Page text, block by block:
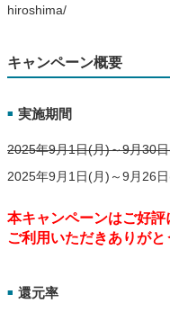
hiroshima/
キャンペーン概要
■ 実施期間
2025年9月1日(月)～9月30
2025年9月1日(月)～9月26
本キャンペーンはご好評
ご利用いただきありがと
■ 還元率